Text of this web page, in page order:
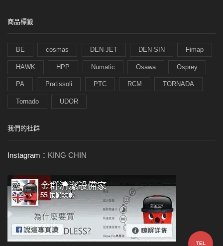
商品標籤
BE cosmas DEN-JET DEN-SIN Fimap
HAWK HPP Numatic Osawa Osprey
PA Pratissoli PTC RCM TORNADA
Tornado UDOR
我們的社群
Instagram： KING CHIN
TEL